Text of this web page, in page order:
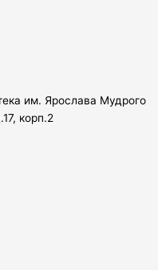
им. Ярослава Мудрого
корп.2